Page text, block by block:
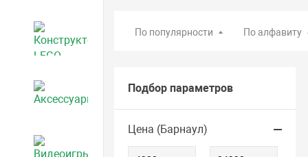
Конструкторы LEGO
Аксессуары
Видеоигры
По популярности По алфавиту
Подбор параметров
Цена (Барнаул)